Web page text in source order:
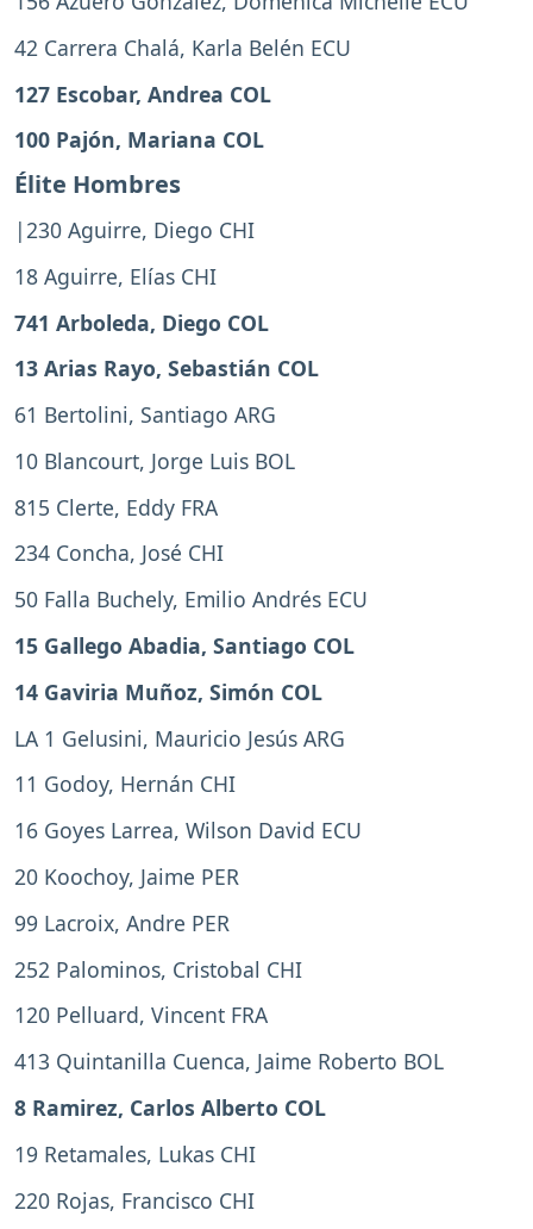
42 Carrera Chalá, Karla Belén ECU
127 Escobar, Andrea COL
100 Pajón, Mariana COL
Élite Hombres
|230 Aguirre, Diego CHI
18 Aguirre, Elías CHI
741 Arboleda, Diego COL
13 Arias Rayo, Sebastián COL
61 Bertolini, Santiago ARG
10 Blancourt, Jorge Luis BOL
815 Clerte, Eddy FRA
234 Concha, José CHI
50 Falla Buchely, Emilio Andrés ECU
15 Gallego Abadia, Santiago COL
14 Gaviria Muñoz, Simón COL
LA 1 Gelusini, Mauricio Jesús ARG
11 Godoy, Hernán CHI
16 Goyes Larrea, Wilson David ECU
20 Koochoy, Jaime PER
99 Lacroix, Andre PER
252 Palominos, Cristobal CHI
120 Pelluard, Vincent FRA
413 Quintanilla Cuenca, Jaime Roberto BOL
8 Ramirez, Carlos Alberto COL
19 Retamales, Lukas CHI
220 Rojas, Francisco CHI